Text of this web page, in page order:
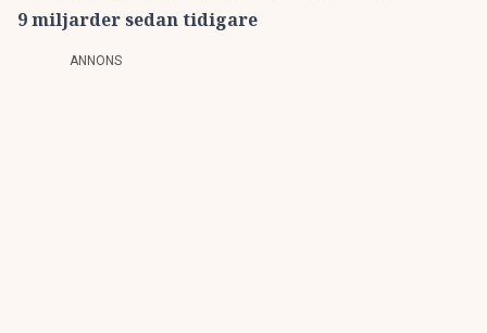
9 miljarder sedan tidigare
ANNONS